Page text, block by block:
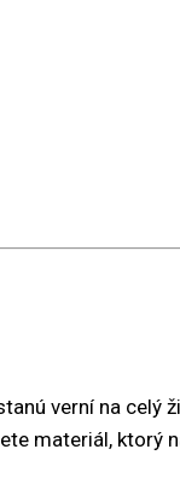
verní na celý
materiál, ktorý